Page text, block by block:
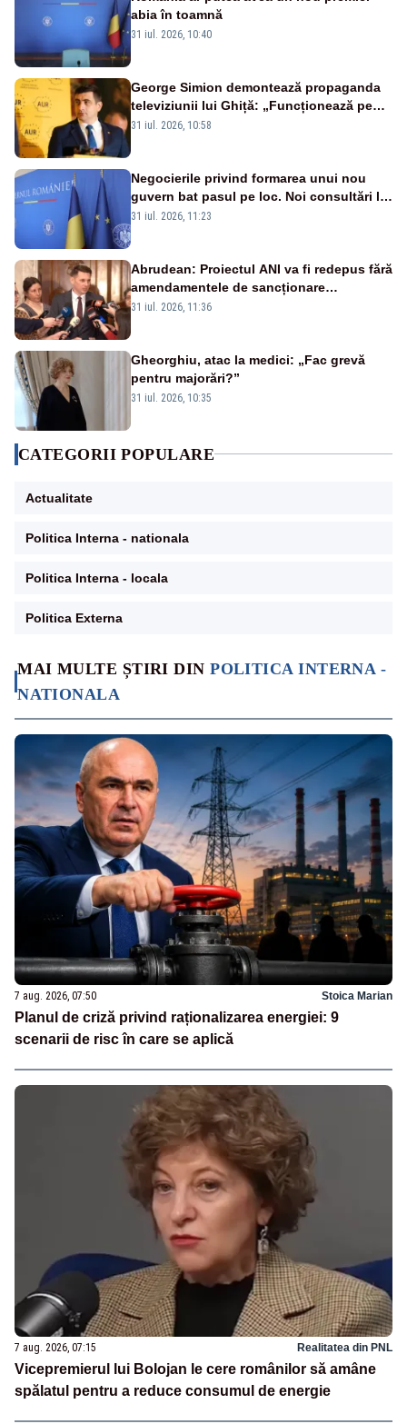
MAI MULTE ȘTIRI DINPOLITICA INTERNA -
NATIONALA
7 aug. 2026, 07:50 Stoica Marian
Planul de criză privind raționalizarea energiei: 9
scenarii de risc în care se aplică
7 aug. 2026, 07:15 Realitatea din PNL
Vicepremierul lui Bolojan le cere românilor să amâne
spălatul pentru a reduce consumul de energie
abia în toamnă
31 iul. 2026, 10:40
George Simion demontează propaganda
televiziunii lui Ghiță: „Funcționează pe
miliarde luate de la români”
31 iul. 2026, 10:58
Negocierile privind formarea unui nou
guvern bat pasul pe loc. Noi consultări la
Cotroceni, așteptate după mijlocul lunii
31 iul. 2026, 11:23
Abrudean: Proiectul ANI va fi redepus fără
amendamentele de sancționare
retroactivă a faptelor de conflict de
31 iul. 2026, 11:36
Gheorghiu, atac la medici: „Fac grevă
pentru majorări?”
31 iul. 2026, 10:35
CATEGORII POPULARE
Actualitate
Politica Interna - nationala
Politica Interna - locala
Politica Externa